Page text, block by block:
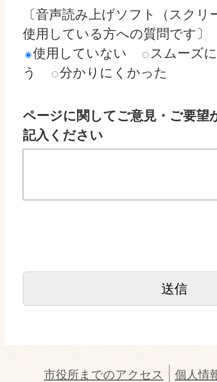
〔音声読み上げソフト（スク
使用している方への質問です〕
使用していない
スムーズ
う
分かりにくかった
ページに関してご意見・ご要望
記入ください
市役所までのアクセス
個人情